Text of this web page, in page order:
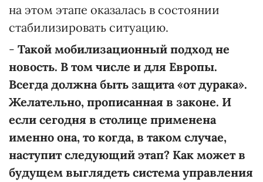
на этом этапе оказалась в состоянии
стабилизировать ситуацию.
- Такой мобилизационный подход не
новость. В том числе и для Европы.
Всегда должна быть защита «от дурака».
Желательно, прописанная в законе. И
если сегодня в столице применена
именно она, то когда, в таком случае,
наступит следующий этап? Как может в
будущем выглядеть система управления